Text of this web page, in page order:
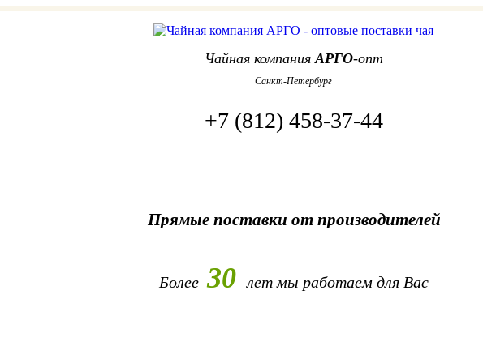
Чайная компанияАРГО-опт
Санкт-Петербург
+7 (812) 458-37-44
Прямые поставки от производителей
Более30 летмы работаем для Вас